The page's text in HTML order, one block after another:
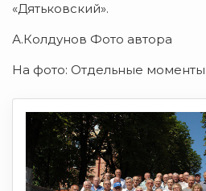
«Дятьковский».
А.Колдунов Фото автора
На фото: Отдельные